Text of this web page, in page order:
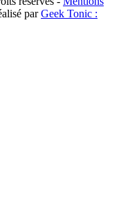
parGeek Tonic :